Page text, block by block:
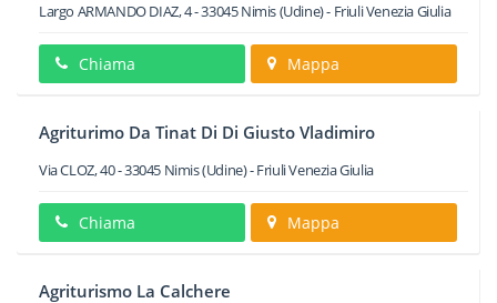
Largo ARMANDO DIAZ, 4-33045Nimis(Udine) - Friuli Venezia Giulia
Chiama Mappa
Agriturimo Da Tinat Di Di Giusto Vladimiro
Via CLOZ, 40-33045 Nimis(Udine) -Friuli Venezia Giulia
Chiama Mappa
Agriturismo La Calchere